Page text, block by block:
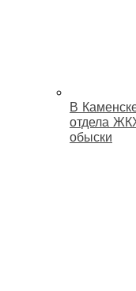
В
отдела
обыски